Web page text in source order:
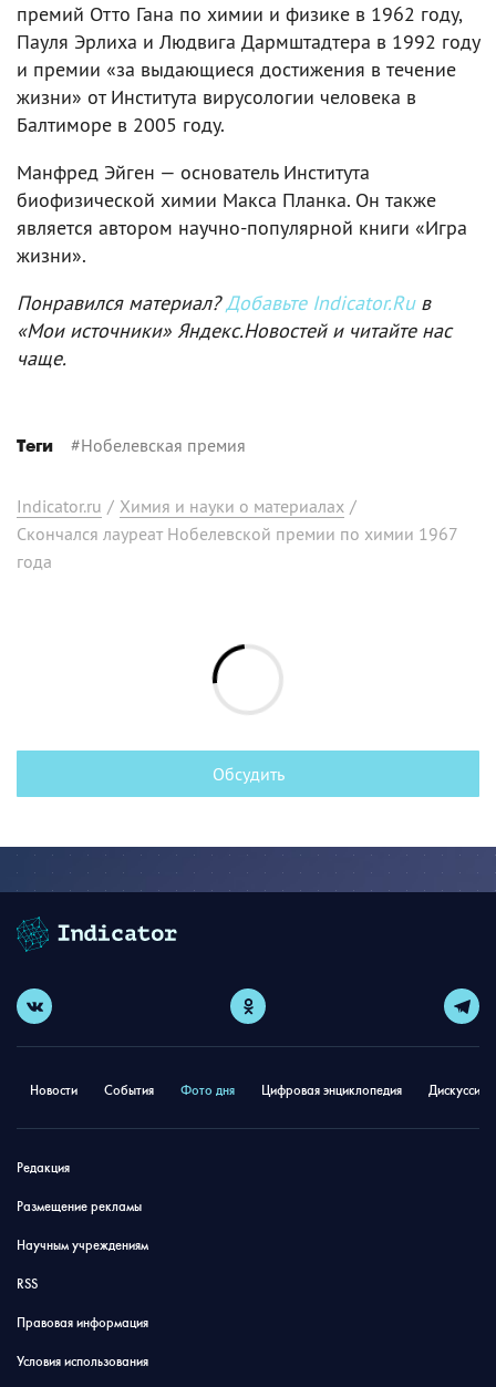
премий Отто Гана по химии и физике в 1962 году,
Пауля Эрлиха и Людвига Дармштадтера в 1992 году
и премии «за выдающиеся достижения в течение
жизни» от Института вирусологии человека в
Балтиморе в 2005 году.
Манфред Эйген — основатель Института
биофизической химии Макса Планка. Он также
является автором научно-популярной книги «Игра
жизни».
Понравился материал?Добавьте Indicator.Ruв
«Мои источники» Яндекс.Новостей и читайте нас
чаще.
Теги #Нобелевская премия
Indicator.ru / Химия и науки о материалах /
Скончался лауреат Нобелевской премии по химии 1967
года
Обсудить
Новости События Фото дня Цифровая энциклопедия
Редакция
Размещение рекламы
Научным учреждениям
RSS
Правовая информация
Условия использования